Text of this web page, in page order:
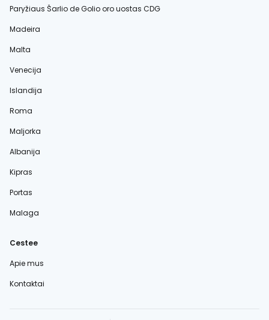
Paryžiaus Šarlio de Golio oro uostas CDG
Madeira
Malta
Venecija
Islandija
Roma
Maljorka
Albanija
Kipras
Portas
Malaga
Cestee
Apie mus
Kontaktai